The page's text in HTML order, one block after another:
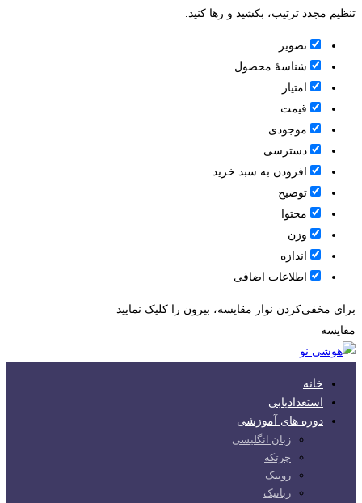
تنظیم مجدد ترتیب، بکشید و رها کنید.
تصویر
شناسۀ محصول
امتیاز
قيمت
موجودی
دسترسی
افزودن به سبد خرید
توضیح
محتوا
وزن
اندازه
اطلاعات اضافی
برای مخفی‌کردن نوار مقایسه، بیرون را کلیک نمایید
مقایسه
خانه
استعدادیابی
دوره های آموزشی
زبان انگلیسی
چرتکه
روبیک
رباتیک